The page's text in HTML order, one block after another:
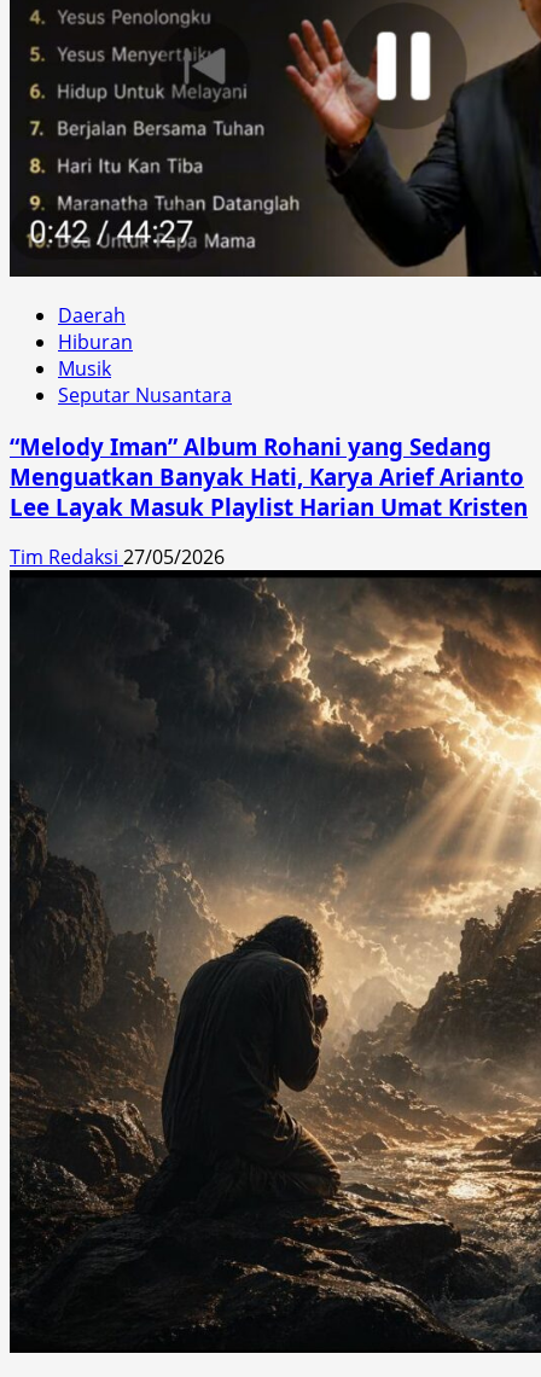
Daerah
Hiburan
Musik
Seputar Nusantara
“Melody Iman” Album Rohani yang Sedang
Menguatkan Banyak Hati, Karya Arief Arianto
Lee Layak Masuk Playlist Harian Umat Kristen
Tim Redaksi 27/05/2026